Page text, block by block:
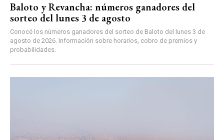
Baloto y Revancha: números ganadores del
sorteo del lunes 3 de agosto
Conocé los números ganadores del sorteo de Baloto del lunes 3 de
agosto de 2026. Información sobre horarios, cobro de premios y
probabilidades.